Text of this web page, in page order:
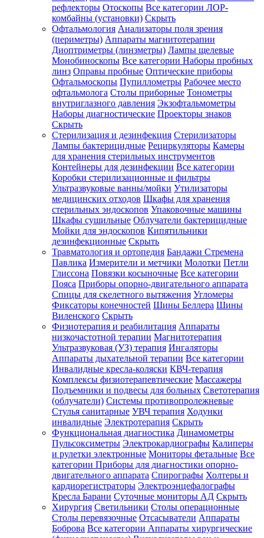
рефлекторы Отоскопы Все категории ЛОР-
комбайны (установки) Скрыть
Офтальмология Анализаторы поля зрения
(периметры) Аппараты магнитотерапии
Диоптриметры (линзметры) Лампы щелевые
Монобиноскопы Все категории Наборы пробных
линз Оправы пробные Оптические приборы
Офтальмоскопы Пупиллометры Рабочее место
офтальмолога Столы приборные Тонометры
внутриглазного давления Экзофтальмометры
Наборы диагностические Проекторы знаков
Скрыть
Стерилизация и дезинфекция Стерилизаторы
Лампы бактерицидные Рециркуляторы Камеры
для хранения стерильных инструментов
Контейнеры для дезинфекции Все категории
Коробки стерилизационные и фильтры
Ультразвуковые ванны/мойки Утилизаторы
медицинских отходов Шкафы для хранения
стерильных эндоскопов Упаковочные машины
Шкафы сушильные Облучатели бактерицидные
Мойки для эндоскопов Кипятильники
дезинфекционные Скрыть
Травматология и ортопедия Бандажи Стремена
Павлика Измерители и метчики Молотки Петли
Глиссона Повязки косыночные Все категории
Пояса Приборы опорно-двигательного аппарата
Спицы для скелетного вытяжения Угломеры
Фиксаторы конечностей Шины Беллера Шины
Виленского Скрыть
Физиотерапия и реабилитация Аппараты
низкочастотной терапии Магнитотерапия
Ультразвуковая (УЗ) терапия Ингаляторы
Аппараты дыхательной терапии Все категории
Инвалидные кресла-коляски КВЧ-терапия
Комплексы физиотерапевтические Массажеры
Подъемники и подвесы для больных Светотерапия
(облучатели) Системы противопролежневые
Стулья санитарные УВЧ терапия Ходунки
инвалидные Электротерапия Скрыть
Функциональная диагностика Динамометры
Пульсоксиметры Электрокардиографы Калиперы
и рулетки электронные Мониторы фетальные Все
категории Приборы для диагностики опорно-
двигательного аппарата Спирографы Холтеры и
кардиорегистраторы Электроэнцефалографы
Кресла Барани Суточные мониторы АД Скрыть
Хирургия Светильники Столы операционные
Столы перевязочные Отсасыватели Аппараты
Боброва Все категории Аппараты хирургические